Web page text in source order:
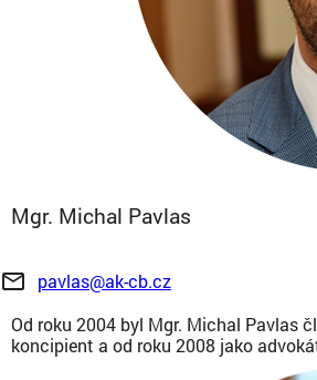
Mgr. Michal Pavlas
mail_outline
pavlas@ak-cb.cz
Od roku 2004 byl Mgr. Michal Pavlas
koncipient a od roku 2008 jako